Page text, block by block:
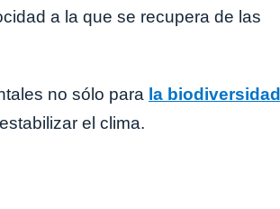
a la que se recupera de las
no sólo para la biodiversidad
el clima.